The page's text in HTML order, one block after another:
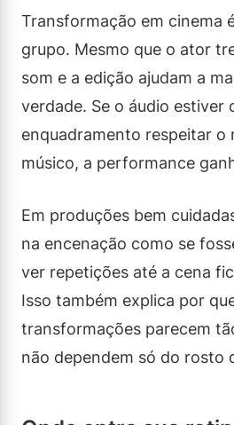
Transformação em cinema
grupo. Mesmo que o ator
som e a edição ajudam a
verdade. Se o áudio estiver
enquadramento respeitar o
músico, a performance
Em produções bem
na encenação como se
ver repetições até a cena
Isso também explica por
transformações parecem
não dependem só do rosto